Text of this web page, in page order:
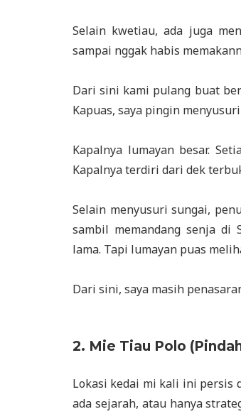
Selain kwetiau, ada juga
sampai nggak habis
Dari sini kami pulang buat
Kapuas, saya pingin
Kapalnya lumayan besar.
Kapalnya terdiri dari dek
Selain menyusuri sungai,
sambil memandang senja di
lama. Tapi lumayan puas
Dari sini, saya masih
2. Mie Tiau Polo
Lokasi kedai mi kali ini persis
ada sejarah, atau hanya